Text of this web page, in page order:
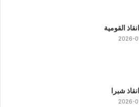
القومية
2026-
شبرا
2026-